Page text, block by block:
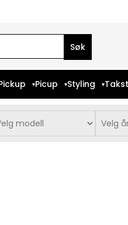
Picup Styling